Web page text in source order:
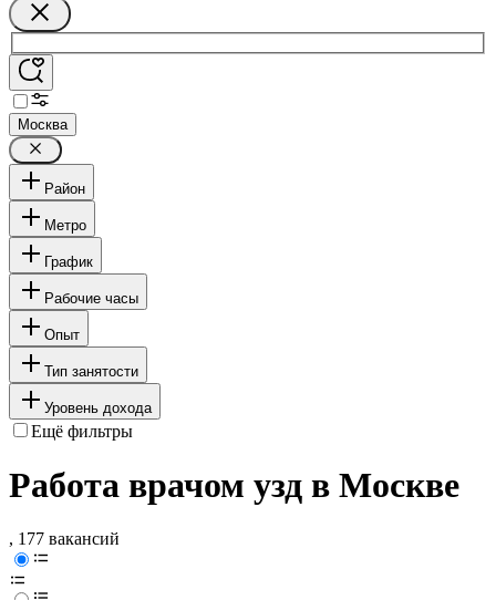
Москва
Район
Метро
График
Рабочие часы
Опыт
Тип занятости
Уровень дохода
Ещё фильтры
Работа врачом узд в Москве
, 177 вакансий